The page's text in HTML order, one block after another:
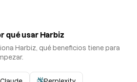
qué usar Harbiz
Harbiz, qué beneficios tiene para